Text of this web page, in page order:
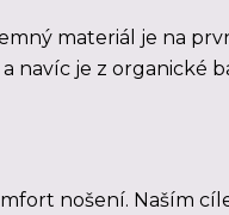
materiál je na
navíc je z organické
nošení. Naším